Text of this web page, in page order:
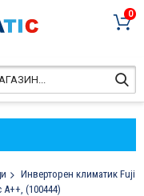
0
Инверторен климатик Fuji
A++, (100444)